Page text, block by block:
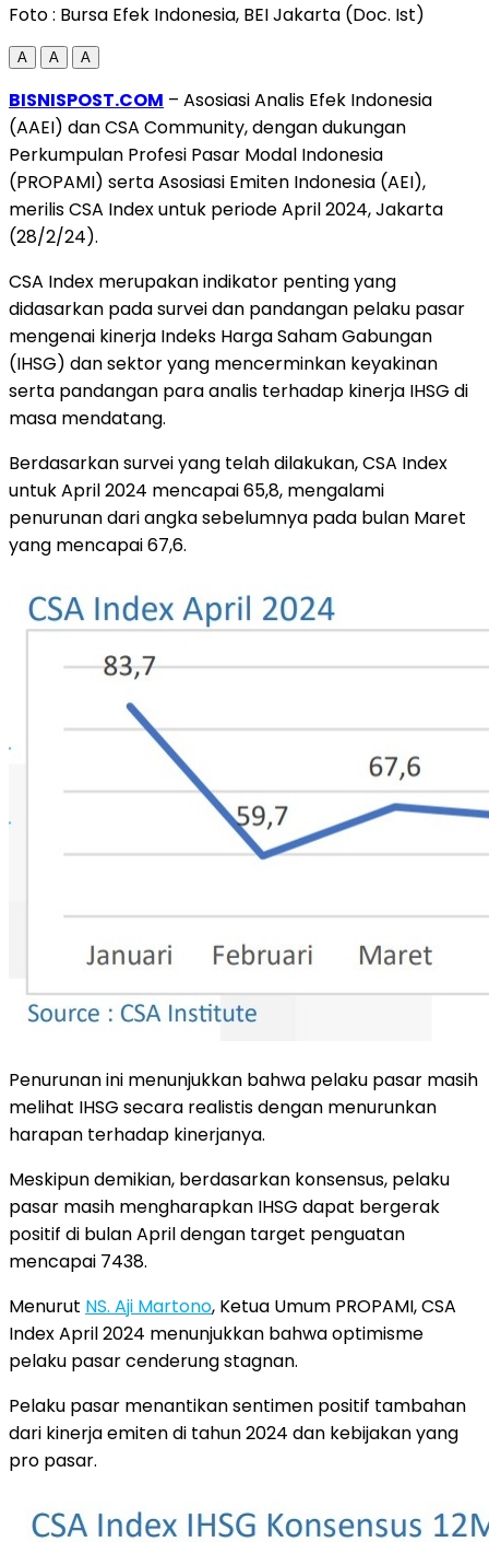
Foto : Bursa Efek Indonesia, BEI Jakarta (Doc. Ist)
A A A
BISNISPOST.COM – Asosiasi Analis Efek Indonesia
(AAEI) dan CSA Community, dengan dukungan
Perkumpulan Profesi Pasar Modal Indonesia
(PROPAMI) serta Asosiasi Emiten Indonesia (AEI),
merilis CSA Index untuk periode April 2024, Jakarta
(28/2/24).
CSA Index merupakan indikator penting yang
didasarkan pada survei dan pandangan pelaku pasar
mengenai kinerja Indeks Harga Saham Gabungan
(IHSG) dan sektor yang mencerminkan keyakinan
serta pandangan para analis terhadap kinerja IHSG di
masa mendatang.
Berdasarkan survei yang telah dilakukan, CSA Index
untuk April 2024 mencapai 65,8, mengalami
penurunan dari angka sebelumnya pada bulan Maret
yang mencapai 67,6.
Penurunan ini menunjukkan bahwa pelaku pasar masih
melihat IHSG secara realistis dengan menurunkan
harapan terhadap kinerjanya.
Meskipun demikian, berdasarkan konsensus, pelaku
pasar masih mengharapkan IHSG dapat bergerak
positif di bulan April dengan target penguatan
mencapai 7438.
Menurut NS. Aji Martono, Ketua Umum PROPAMI, CSA
Index April 2024 menunjukkan bahwa optimisme
pelaku pasar cenderung stagnan.
Pelaku pasar menantikan sentimen positif tambahan
dari kinerja emiten di tahun 2024 dan kebijakan yang
pro pasar.